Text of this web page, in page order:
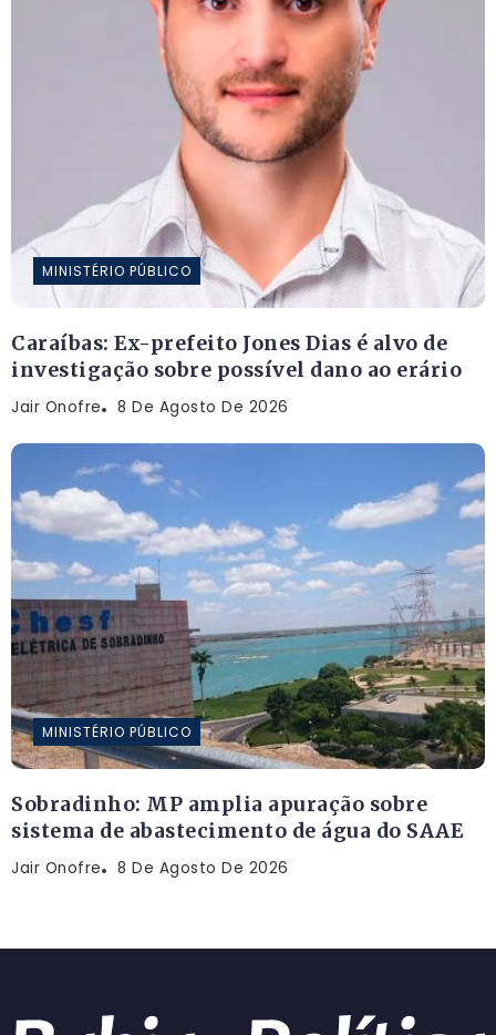
MINISTÉRIO PÚBLICO
Caraíbas: Ex-prefeito Jones Dias é alvo de
investigação sobre possível dano ao erário
Jair Onofre 8 De Agosto De 2026
MINISTÉRIO PÚBLICO
Sobradinho: MP amplia apuração sobre
sistema de abastecimento de água do SAAE
Jair Onofre 8 De Agosto De 2026